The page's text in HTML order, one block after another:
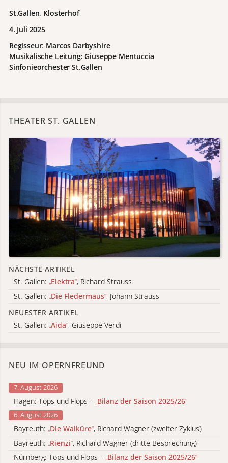
St.Gallen, Klosterhof
4. Juli 2025
Regisseur: Marcos Darbyshire
Musikalische Leitung: Giuseppe Mentuccia
Sinfonieorchester St.Gallen
THEATER ST. GALLEN
NÄCHSTE ARTIKEL
St. Gallen: „Elektra“, Richard Strauss
St. Gallen: „Die Fledermaus“, Johann Strauss
NEUESTER ARTIKEL
St. Gallen: „Aida“, Giuseppe Verdi
NEU IM OPERNFREUND
7. August 2026
Hagen: Tops und Flops – „Bilanz der Saison 2025/26“
6. August 2026
Bayreuth: „Die Walküre“, Richard Wagner (zweiter Zyklus)
Bayreuth: „Rienzi“, Richard Wagner (dritte Besprechung)
Nürnberg: Tops und Flops – „Bilanz der Saison 2025/26“